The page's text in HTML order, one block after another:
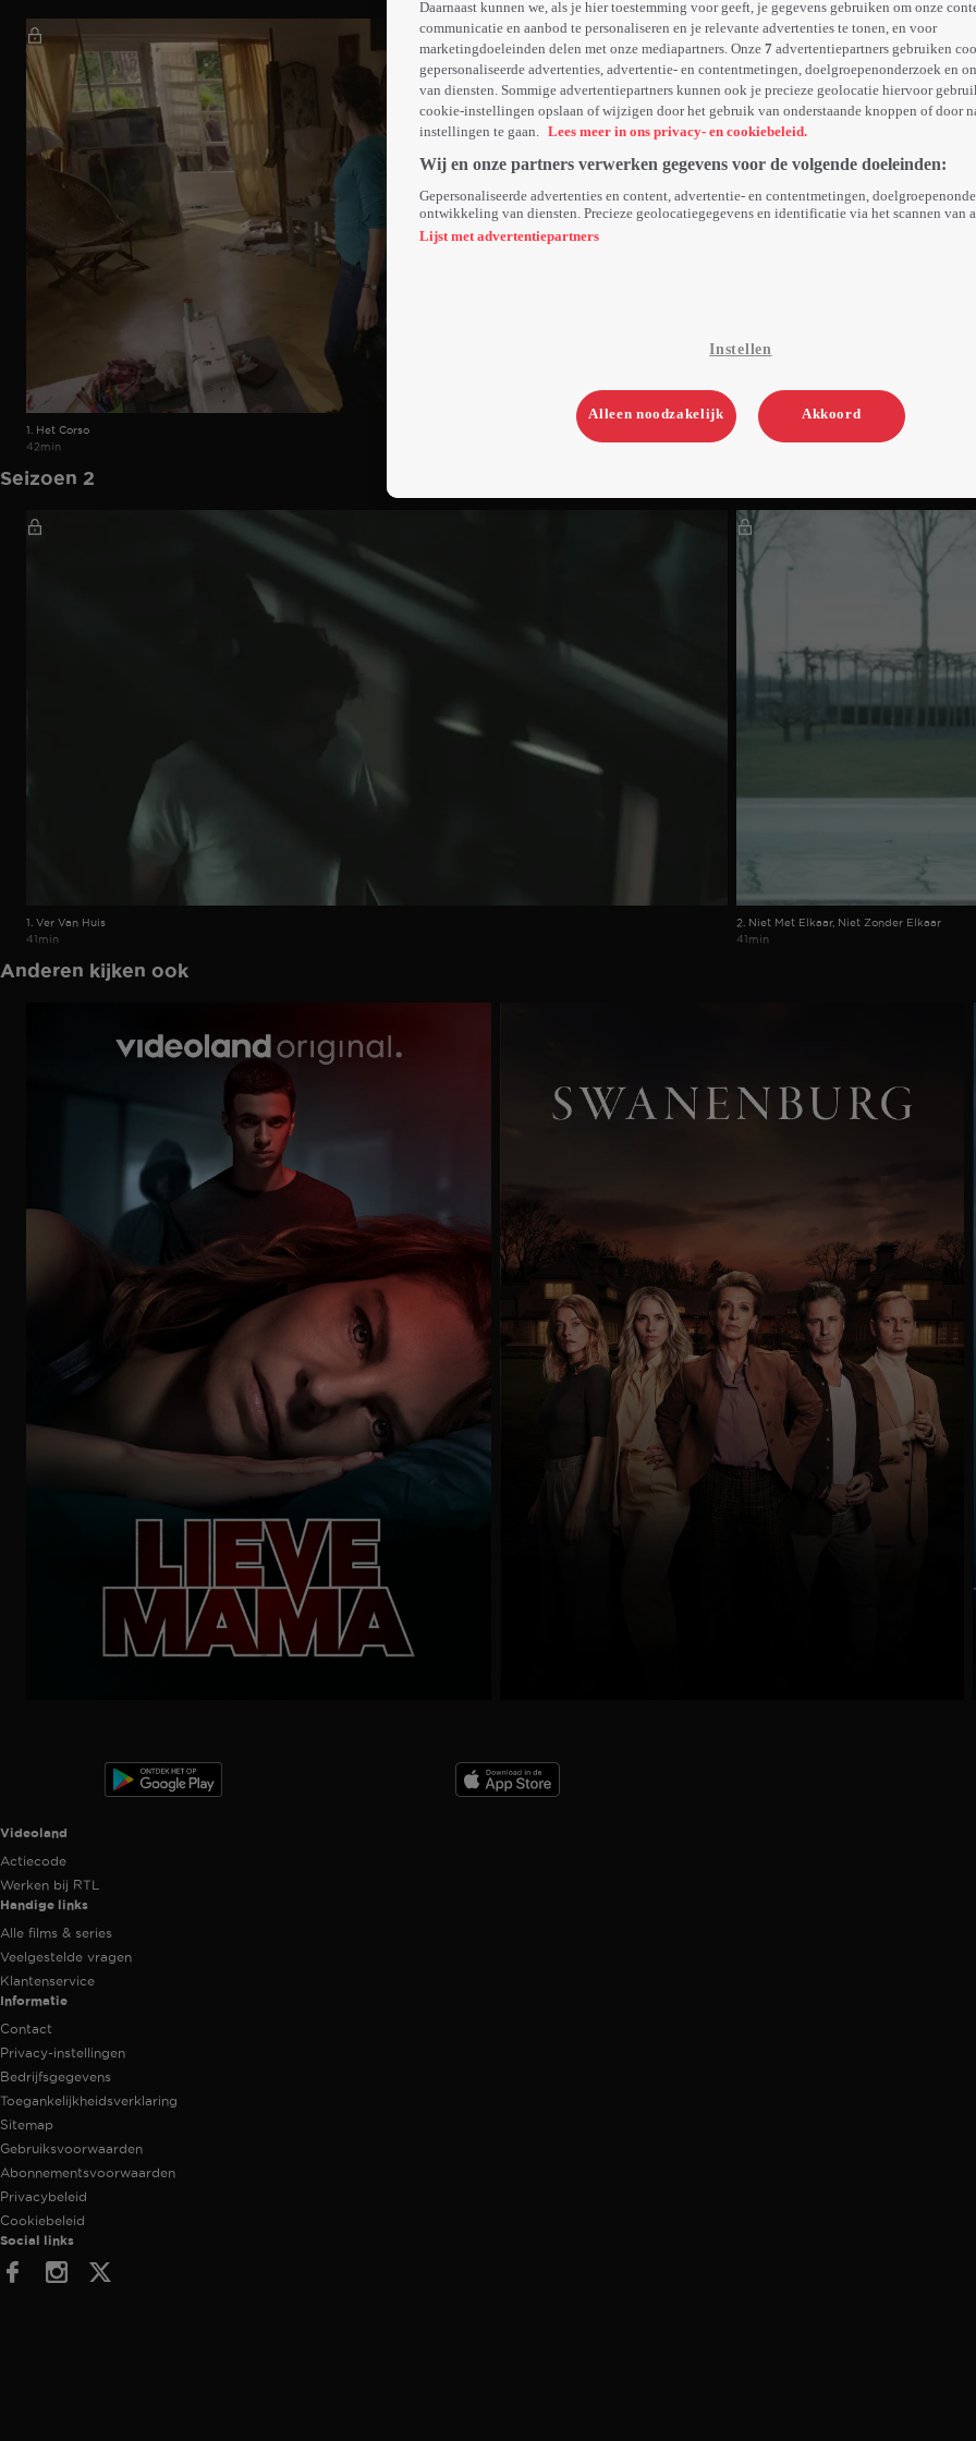
1. Het Corso
42min
2. Een Ongenode Gast
Seizoen 2
1. Ver Van Huis
41min
2. Niet Met Elkaar, Niet Zonder Elkaar
41min
Anderen kijken ook
Videoland useful links.
Videoland
Actiecode
Werken bij RTL
Handige links
Alle films & series
Veelgestelde vragen
Klantenservice
Informatie
Contact
Privacy-instellingen
Bedrijfsgegevens
Toegankelijkheidsverklaring
Sitemap
Gebruiksvoorwaarden
Abonnementsvoorwaarden
Privacybeleid
Cookiebeleid
Social links
FacebookInstagram
Daarnaast kunnen we, als je hier toestemming voor geeft, je gegevens gebruiken om onze
communicatie en aanbod te personaliseren en je relevante advertenties te tonen, en voor
marketingdoeleinden delen met onze mediapartners. Onze 7 advertentiepartners gebruiken
gepersonaliseerde advertenties, advertentie- en contentmetingen, doelgroepenonderzoek en
van diensten. Sommige advertentiepartners kunnen ook je precieze geolocatie hiervoor
cookie-instellingen opslaan of wijzigen door het gebruik van onderstaande knoppen of door
instellingen te gaan. Lees meer in ons privacy- en cookiebeleid.
Wij en onze partners verwerken gegevens voor de volgende doeleinden:
Gepersonaliseerde advertenties en content, advertentie- en contentmetingen,
ontwikkeling van diensten. Precieze geolocatiegegevens en identificatie via het scannen van
Lijst met advertentiepartners
Instellen
Alleen noodzakelijk Akkoord